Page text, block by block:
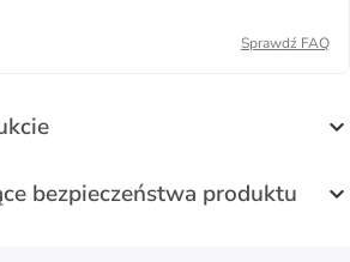
Sprawdź FAQ
bezpieczeństwa produktu